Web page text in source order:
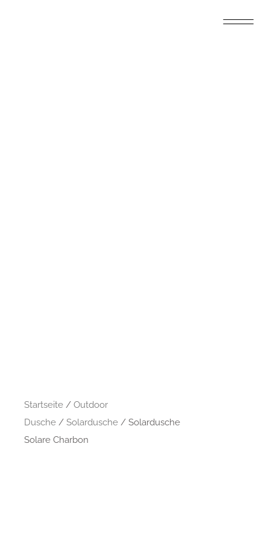
Startseite /Outdoor
Dusche /Solardusche / Solardusche
Solare Charbon